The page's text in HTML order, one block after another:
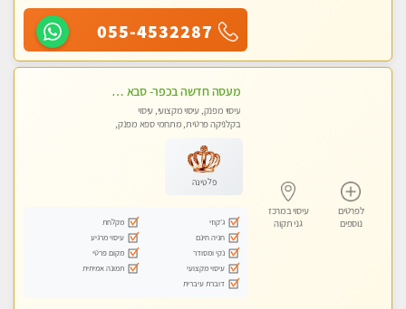
055-4532287
לפרטים
נוספים
עיסוי במרכז
גני תקוה
מעסה חדשה בכפר- סבא מוזמן לחוויה בלתי נשכחת!!!עיסוי מפנק ומקצועי ביותר במקום פרטי לחלוטין!
עיסוי מפנק, עיסוי מקצועי, עיסוי
בקלניקה פרטית, מתחמי ספא מפנק,
פלטינה
ג'קוזי
מקלחת
חניה חינם
עיסוי מרגיע
נקי ומסודר
מקום פרטי
עיסוי מקצועי
תמונה אמיתית
דוברת עיברית